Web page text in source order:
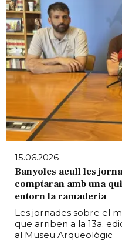
15.06.2026
Banyoles acull les
comptaran amb una
entorn la ramaderia
Les jornades sobre el
que arriben a la 13a.
al Museu Arqueològic